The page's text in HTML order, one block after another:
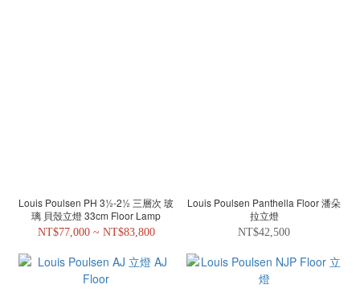
Louis Poulsen PH 3½-2½ 三層次 玻
璃 貝殼立燈 33cm Floor Lamp
NT$77,000 ~ NT$83,800
Louis Poulsen Panthella Floor 潘朵
拉立燈
NT$42,500